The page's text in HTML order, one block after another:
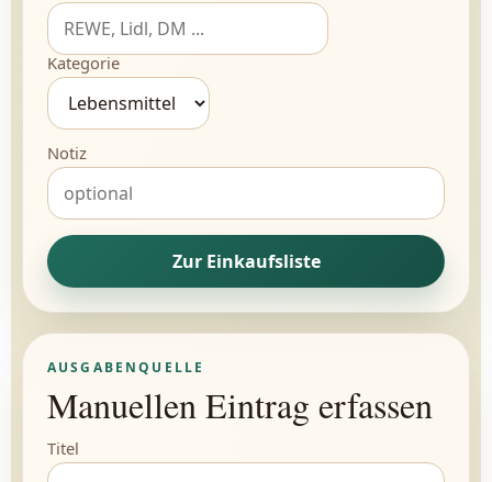
Kategorie
Notiz
Zur Einkaufsliste
AUSGABENQUELLE
Manuellen Eintrag erfassen
Titel